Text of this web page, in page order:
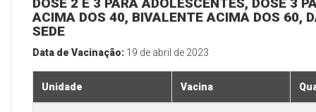
ACIMA DOS 40, BIVALENTE ACIMA DOS 60,
SEDE
Data de Vacinação: 19 de abril de 2023
Unidade Vacina